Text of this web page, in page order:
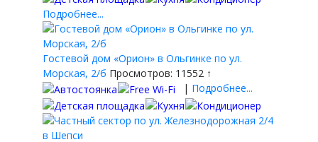
Подробнее...
Гостевой дом «Орион» в Ольгинке по ул.
Морская, 2/б Просмотров: 11552 ↑
| Подробнее...